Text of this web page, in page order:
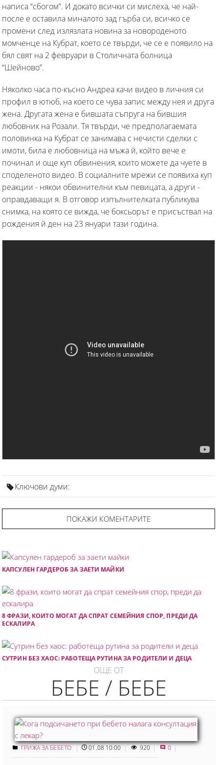
написа “сбогом”. И докато всички си мислеха, че най-
после е оставила миналото зад гърба си, всичко се
промени след излязлата новина за новороденото
момченце на Кубрат, което се твърди, че се е появило на
бял свят на 2 февруари в Столичната болница
“Шейново”.
Няколко часа по-късно Андреа качи видео в личния си
профил в ютюб, на което се чува запис между нея и друга
жена. Другата жена е бившата съпруга на бившия
любовник на Розали. Тя твърди, че предполагаемата
половинка на Кубрат се занимава с нечисти сделки с
имоти, била е любовница на мъжа й, който вече е
починал и още куп обвинения, които можете да чуете в
споделеното видео. В социалните мрежи се появиха куп
реакции - някои обвинителни към певицата, а други -
оправдаващи я. В отговор изпълнителката публикува
снимка, на която се вижда, че боксьорът е присъствал на
рождения й ден на 23 януари тази година.
Ключови думи:
ПОКАЖИ КОМЕНТАРИТЕ
КАПСУЛЕН ГАРДЕРОБ ЗА ЗАЕТИ МАЙКИ
8 ФРАЗИ, КОИТО МОГАТ ДА СПРАТ СЕМЕЙНИЯ СПОР, ПРЕДИ ДА
ЕСКАЛИРА
СУТРИН БЕЗ ХАОС: РАБОТЕЩА РУТИНА ЗА РОДИТЕЛИ И ДЕЦА
ОЩЕ ОТ
БЕБЕ / БЕБЕ
ГРИЖА ЗА БЕБЕТО 01.08 10:00 920 0